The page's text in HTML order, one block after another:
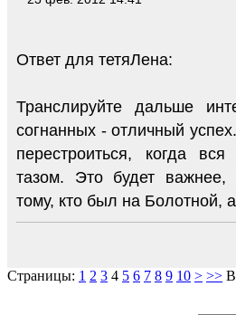
Ответ для тетяЛена:
Транслируйте дальше
согнанных - отличный
перестроиться, когда вся
тазом. Это будет важнее,
тому, кто был на Болотной, а
Страницы: 1 2 3 4 5 6 7 8 9 10 > >>